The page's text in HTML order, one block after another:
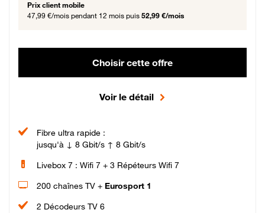
Prix client mobile
47,99 €/mois pendant 12 mois puis 52,99 €/mois
Choisir cette offre
Voir le détail
Fibre ultra rapide :
jusqu'à ↓ 8 Gbit/s ↑ 8 Gbit/s
Livebox 7 : Wifi 7 + 3 Répéteurs Wifi 7
200 chaînes TV + Eurosport 1
2 Décodeurs TV 6